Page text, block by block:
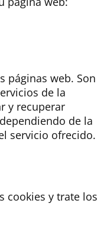
páginas web. Son
de la
y recuperar
de la
servicio ofrecido.
cookies y trate los